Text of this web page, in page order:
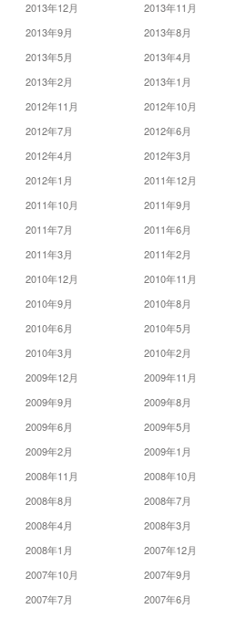
2013年12月
2013年11月
2013年9月
2013年8月
2013年5月
2013年4月
2013年2月
2013年1月
2012年11月
2012年10月
2012年7月
2012年6月
2012年4月
2012年3月
2012年1月
2011年12月
2011年10月
2011年9月
2011年7月
2011年6月
2011年3月
2011年2月
2010年12月
2010年11月
2010年9月
2010年8月
2010年6月
2010年5月
2010年3月
2010年2月
2009年12月
2009年11月
2009年9月
2009年8月
2009年6月
2009年5月
2009年2月
2009年1月
2008年11月
2008年10月
2008年8月
2008年7月
2008年4月
2008年3月
2008年1月
2007年12月
2007年10月
2007年9月
2007年7月
2007年6月